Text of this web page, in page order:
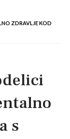
ZDRAVLJE KOD
s